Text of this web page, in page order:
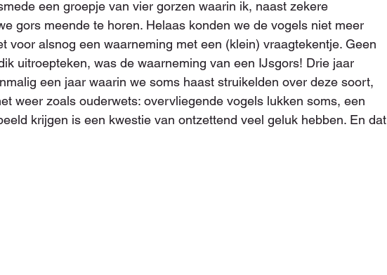
een groepje van vier gorzen waarin ik, naast zekere
gors meende te horen. Helaas konden we de vogels niet meer
voor alsnog een waarneming met een (klein) vraagtekentje. Geen
uitroepteken, was de waarneming van een IJsgors! Drie jaar
een jaar waarin we soms haast struikelden over deze soort,
weer zoals ouderwets: overvliegende vogels lukken soms, een
krijgen is een kwestie van ontzettend veel geluk hebben. En dat